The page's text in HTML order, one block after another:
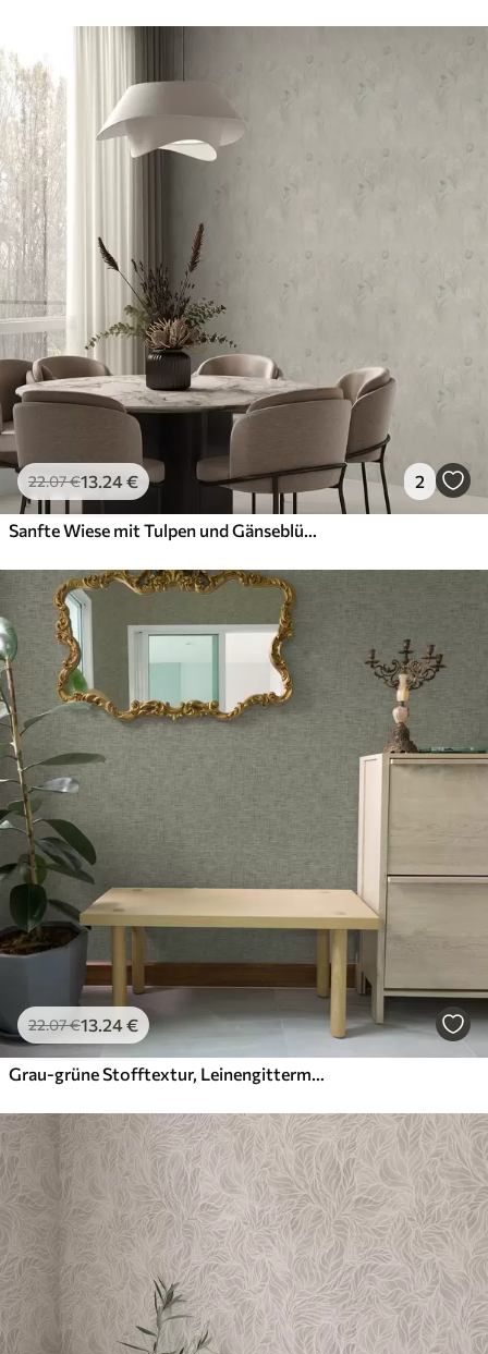
22.07€13.24€ 2
Sanfte Wiese mit Tulpen und Gänseblümchen, pastellfarbenem Salbei
22.07€13.24€
Grau-grüne Stofftextur, Leinengittermuster